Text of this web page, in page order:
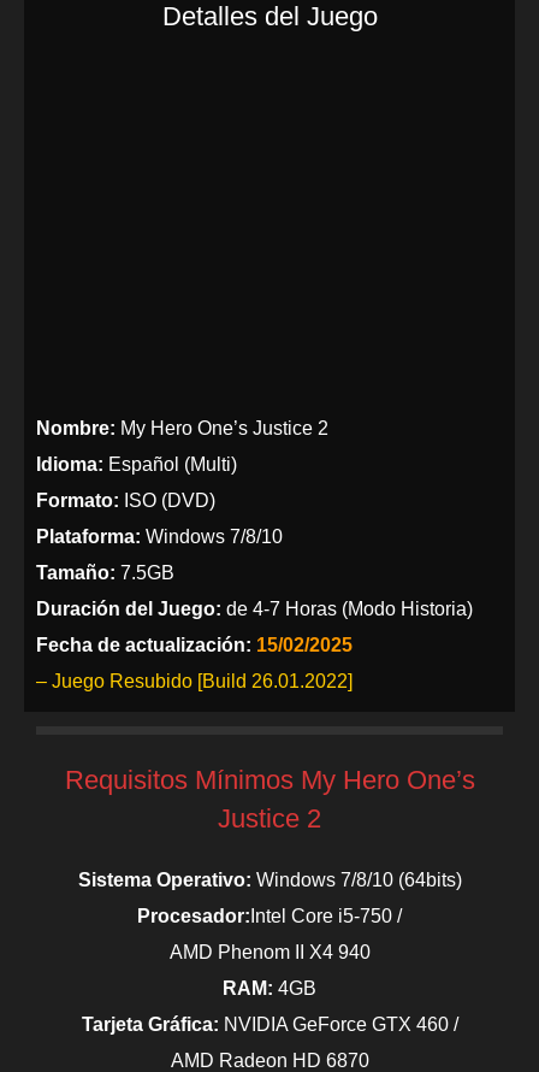
Detalles del Juego
Nombre: My Hero One’s Justice 2
Idioma: Español (Multi)
Formato: ISO (DVD)
Plataforma: Windows 7/8/10
Tamaño: 7.5GB
Duración del Juego: de 4-7 Horas (Modo Historia)
Fecha de actualización: 15/02/2025
– Juego Resubido [Build 26.01.2022]
Requisitos Mínimos My Hero One’s
Justice 2
Sistema Operativo: Windows 7/8/10 (64bits)
Procesador: Intel Core i5-750 /
AMD Phenom II X4 940
RAM: 4GB
Tarjeta Gráfica: NVIDIA GeForce GTX 460 /
AMD Radeon HD 6870